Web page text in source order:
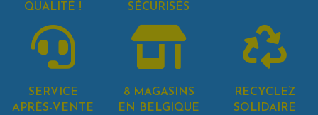
QUALITÉ !
SÉCURISÉS
SERVICE
APRÈS-VENTE
8 MAGASINS
EN BELGIQUE
RECYCLEZ
SOLIDAIRE